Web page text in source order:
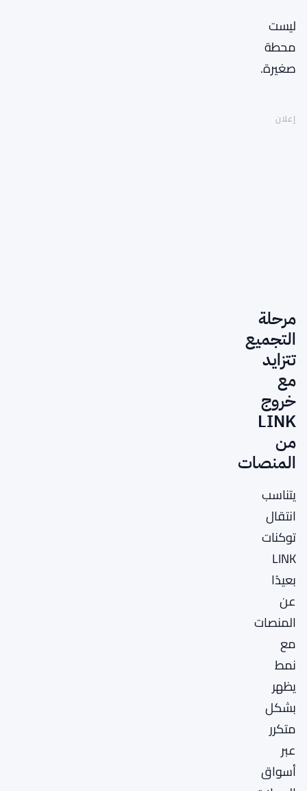
ليست
محطة
صغيرة.
إعلان
مرحلة
التجميع
تتزايد
مع
خروج
LINK
من
المنصات
يتناسب
انتقال
توكنات
LINK
بعيدًا
عن
المنصات
مع
نمط
يظهر
بشكل
متكرر
عبر
أسواق